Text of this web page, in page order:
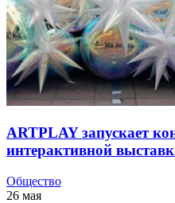
ARTPLAY запускает
интерактивной
Общество
26 мая